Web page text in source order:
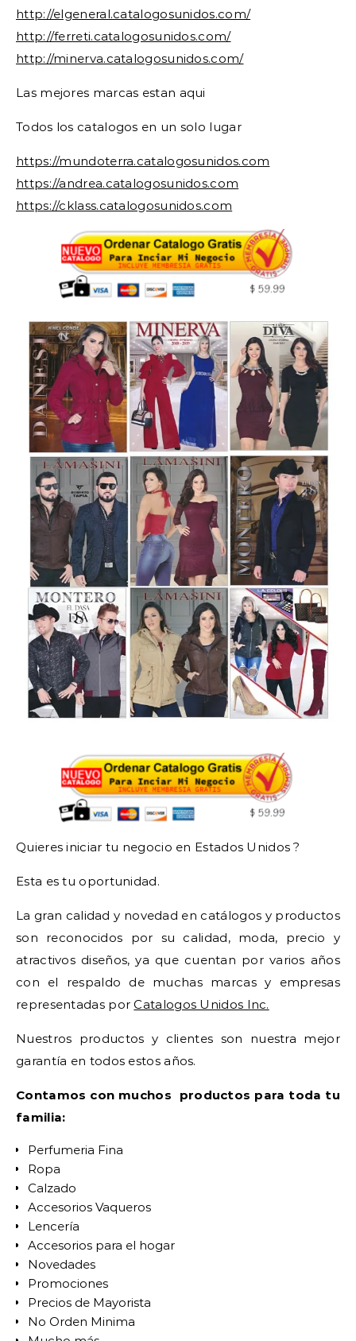
http://elgeneral.catalogosunidos.com/
http://ferreti.catalogosunidos.com/
http://minerva.catalogosunidos.com/
Las mejores marcas estan aqui
Todos los catalogos en un solo lugar
https://mundoterra.catalogosunidos.com
https://andrea.catalogosunidos.com
https://cklass.catalogosunidos.com
Quieres iniciar tu negocio en Estados Unidos ?
Esta es tu oportunidad.
La gran calidad y novedad en catálogos y productos
son reconocidos por su calidad, moda, precio y
atractivos diseños, ya que cuentan por varios años
con el respaldo de muchas marcas y empresas
representadas porCatalogos Unidos Inc.
Nuestros productos y clientes son nuestra mejor
garantía en todos estos años.
Contamos con muchos productos para toda tu
familia:
Perfumeria Fina
Ropa
Calzado
Accesorios Vaqueros
Lencería
Accesorios para el hogar
Novedades
Promociones
Precios de Mayorista
No Orden Minima